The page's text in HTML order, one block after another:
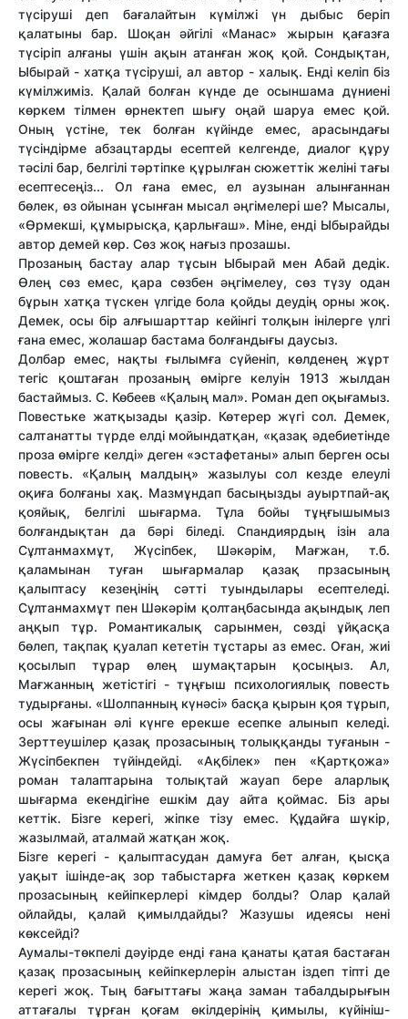
түсіруші деп бағалайтын күмілжі үн дыбыс беріп
қалатыны бар. Шоқан әйгілі «Манас» жырын қағазға
түсіріп алғаны үшін ақын атанған жоқ қой. Сондықтан,
Ыбырай - хатқа түсіруші, ал автор - халық. Енді келіп біз
күмілжиміз. Қалай болған күнде де осыншама дүниені
көркем тілмен өрнектеп шығу оңай шаруа емес қой.
Оның үстіне, тек болған күйінде емес, арасындағы
түсіндірме абзацтарды есептей келгенде, диалог құру
тәсілі бар, белгілі тәртіпке құрылған сюжеттік желіні тағы
есептесеңіз... Ол ғана емес, ел аузынан алынғаннан
бөлек, өз ойынан ұсынған мысал әңгімелері ше? Мысалы,
«Өрмекші, құмырысқа, қарлығаш». Міне, енді Ыбырайды
автор демей көр. Сөз жоқ нағыз прозашы.
Прозаның бастау алар тұсын Ыбырай мен Абай дедік.
Өлең сөз емес, қара сөзбен әңгімелеу, сөз түзу одан
бұрын хатқа түскен үлгіде бола қойды деудің орны жоқ.
Демек, осы бір алғышарттар кейінгі толқын інілерге үлгі
ғана емес, жолашар бастама болғандығы даусыз.
Долбар емес, нақты ғылымға сүйеніп, көлденең жұрт
тегіс қоштаған прозаның өмірге келуін 1913 жылдан
бастаймыз. С. Көбеев «Қалың мал». Роман деп оқығамыз.
Повестьке жатқызады қазір. Көтерер жүгі сол. Демек,
салтанатты түрде елді мойындатқан, «қазақ әдебиетінде
проза өмірге келді» деген «эстафетаны» алып берген осы
повесть. «Қалың малдың» жазылуы сол кезде елеулі
оқиға болғаны хақ. Мазмұндап басыңызды ауыртпай-ақ
қояйық, белгілі шығарма. Тұла бойы тұңғышымыз
болғандықтан да бәрі біледі. Спандиярдың ізін ала
Сұлтанмахмұт, Жүсіпбек, Шәкәрім, Мағжан, т.б.
қаламынан туған шығармалар қазақ прзасының
қалыптасу кезеңінің сәтті туындылары есептеледі.
Сұлтанмахмұт пен Шәкәрім қолтаңбасында ақындық леп
аңқып тұр. Романтикалық сарынмен, сөзді ұйқасқа
бөлеп, тақпақ қуалап кететін тұстары аз емес. Оған, жиі
қосылып тұрар өлең шумақтарын қосыңыз. Ал,
Мағжанның жетістігі - тұңғыш психологиялық повесть
тудырғаны. «Шолпанның күнәсі» басқа қырын қоя тұрып,
осы жағынан әлі күнге ерекше есепке алынып келеді.
Зерттеушілер қазақ прозасының толыққанды туғанын -
Жүсіпбекпен түйіндейді. «Ақбілек» пен «Қартқожа»
роман талаптарына толықтай жауап бере аларлық
шығарма екендігіне ешкім дау айта қоймас. Біз ары
кеттік. Бізге керегі, жіпке тізу емес. Құдайға шүкір,
жазылмай, аталмай жатқан жоқ.
Бізге керегі - қалыптасудан дамуға бет алған, қысқа
уақыт ішінде-ақ зор табыстарға жеткен қазақ көркем
прозасының кейіпкерлері кімдер болды? Олар қалай
ойлайды, қалай қимылдайды? Жазушы идеясы нені
көксейді?
Аумалы-төкпелі дәуірде енді ғана қанаты қатая бастаған
қазақ прозасының кейіпкерлерін алыстан іздеп тіпті де
керегі жоқ. Тың бағыттағы жаңа заман табалдырығын
аттағалы тұрған қоғам өкілдерінің қимылы, күйініш-